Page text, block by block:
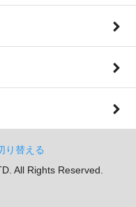
り替える
All Rights Reserved.